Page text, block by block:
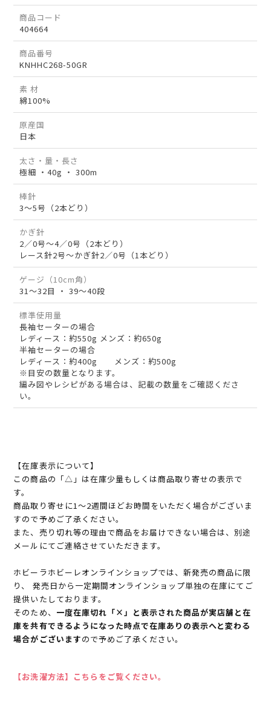
商品コード
404664
商品番号
KNHHC268-50GR
素 材
綿100%
原産国
日本
太さ・量・長さ
極細 ・40g ・ 300m
棒針
3～5号（2本どり）
かぎ針
2／0号～4／0号（2本どり）
レース針2号～かぎ針2／0号（1本どり）
ゲージ（10cm角）
31～32目 ・ 39～40段
標準使用量
長袖セーターの場合
レディース：約550g メンズ：約650g
半袖セーターの場合
レディース：約400g メンズ：約500g
※目安の数量となります。
編み図やレシピがある場合は、記載の数量をご確認くださ
い。
【在庫表示について】
この商品の「△」は在庫少量もしくは商品取り寄せの表示で
す。
商品取り寄せに1～2週間ほどお時間をいただく場合がございま
すので予めご了承ください。
また、売り切れ等の理由で商品をお届けできない場合は、別途
メールにてご連絡させていただきます。
ホビーラホビーレオンラインショップでは、新発売の商品に限
り、 発売日から一定期間オンラインショップ単独の在庫にてご
提供いたしております。
そのため、 一度在庫切れ「×」と表示された商品が実店舗と在
庫を共有できるようになった時点で在庫ありの表示へと変わる
場合がございますので予めご了承ください。
【お洗濯方法】こちらをご覧ください。